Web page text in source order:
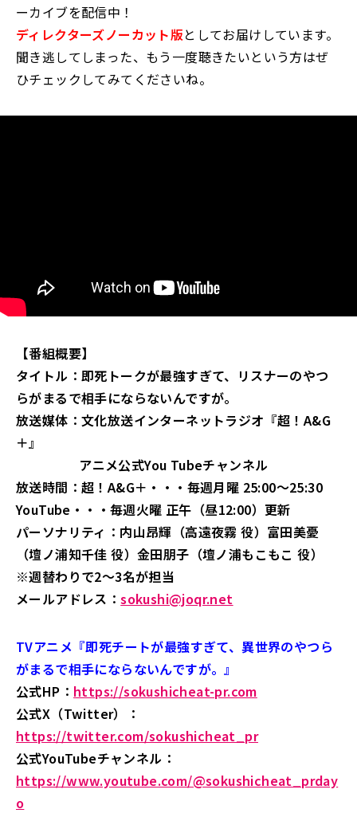
ーカイブを配信中！
ディレクターズノーカット版としてお届けしています。
聞き逃してしまった、もう一度聴きたいという方はぜ
ひチェックしてみてくださいね。
【番組概要】
タイトル：即死トークが最強すぎて、リスナーのやつ
らがまるで相手にならないんですが。
放送媒体：文化放送インターネットラジオ『超！A&G
＋』
アニメ公式You Tubeチャンネル
放送時間：超！A&G＋・・・毎週月曜 25:00～25:30
YouTube・・・毎週火曜 正午（昼12:00）更新
パーソナリティ：内山昂輝（高遠夜霧 役）富田美憂
（壇ノ浦知千佳 役）金田朋子（壇ノ浦もこもこ 役）
※週替わりで2～3名が担当
メールアドレス：sokushi@joqr.net
TVアニメ『即死チートが最強すぎて、異世界のやつら
がまるで相手にならないんですが。』
公式HP： https://sokushicheat-pr.com
公式X（Twitter）：
https://twitter.com/sokushicheat_pr
公式YouTubeチャンネル：
https://www.youtube.com/@sokushicheat_prday
o